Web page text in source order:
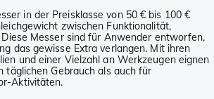
in der Preisklasse von 50 € bis 100 €
zwischen Funktionalität,
Messer sind für Anwender entworfen,
das gewisse Extra verlangen. Mit ihren
und einer Vielzahl an Werkzeugen eignen
täglichen Gebrauch als auch für
Aktivitäten.